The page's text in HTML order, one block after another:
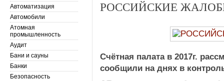
РОССИЙСКИЕ
Счётная палата в 2017г.
сообщили на днях в
Автоматизация
Автомобили
Атомная
промышленность
Аудит
Бани и сауны
Банки
Безопасность